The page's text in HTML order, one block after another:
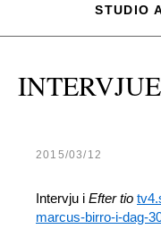
STUDIO
2015/03/12
Intervju i Efter tio
marcus-birro-i-dag-